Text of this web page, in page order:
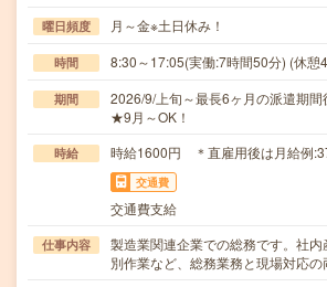
曜日頻度 月～金※土日休み！
時間 8:30～17:05(実働:7時間50分) (休憩
期間
2026/9/上旬～最長6ヶ月の派遣期
★9月～OK！
時給 時給1600円 ＊直雇用後は月給例
交通費
交通費支給
仕事内容
製造業関連企業での総務です。社
別作業など、総務業務と現場対応